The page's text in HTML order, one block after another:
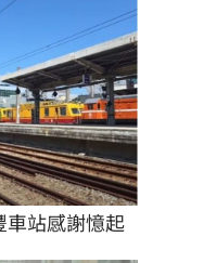
車站感謝憶起